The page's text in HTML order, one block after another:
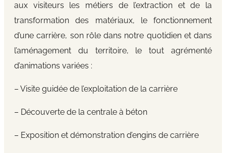
aux visiteurs les métiers de l’extraction et de la
transformation des matériaux, le fonctionnement
d’une carrière, son rôle dans notre quotidien et dans
l’aménagement du territoire, le tout agrémenté
d’animations variées :
– Visite guidée de l’exploitation de la carrière
– Découverte de la centrale à béton
– Exposition et démonstration d’engins de carrière